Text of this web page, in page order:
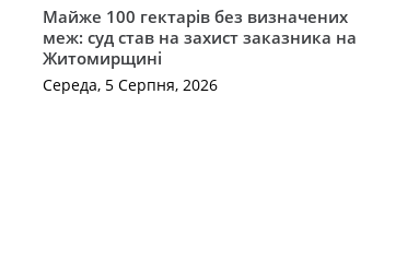
Майже 100 гектарів без визначених
меж: суд став на захист заказника на
Житомирщині
Середа, 5 Серпня, 2026